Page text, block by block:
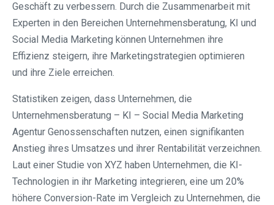
Geschäft zu verbessern. Durch die Zusammenarbeit mit
Experten in den Bereichen Unternehmensberatung, KI und
Social Media Marketing können Unternehmen ihre
Effizienz steigern, ihre Marketingstrategien optimieren
und ihre Ziele erreichen.
Statistiken zeigen, dass Unternehmen, die
Unternehmensberatung – KI – Social Media Marketing
Agentur Genossenschaften nutzen, einen signifikanten
Anstieg ihres Umsatzes und ihrer Rentabilität verzeichnen.
Laut einer Studie von XYZ haben Unternehmen, die KI-
Technologien in ihr Marketing integrieren, eine um 20%
höhere Conversion-Rate im Vergleich zu Unternehmen, die